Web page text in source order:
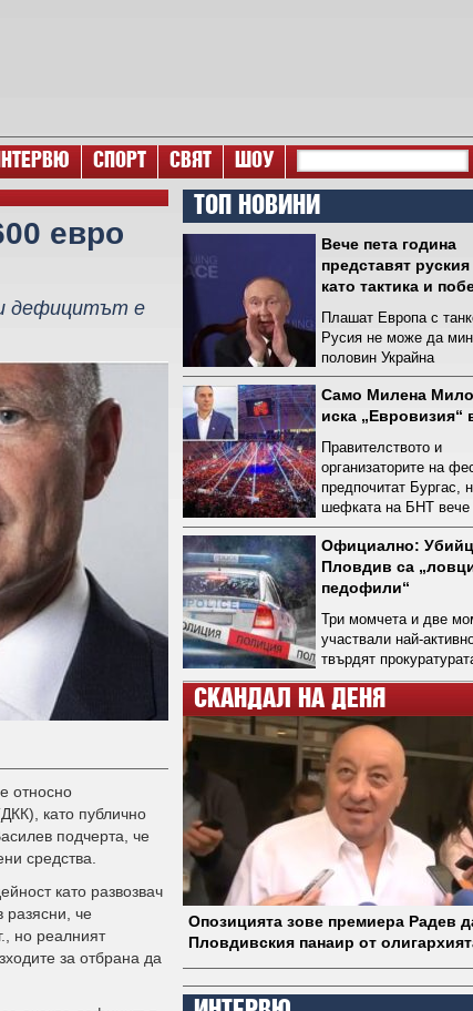
СПОРТ СВЯТ ШОУ
евро
дефицитът е
относно
като публично
подчерта, че
средства.
като развозвач
разясни, че
но реалният
за отбрана да
ТОП НОВИНИ
Вече пета година
представят
като тактика и
Плашат Европа с
Русия не може да
половин Украйна
Само Милена
иска „Евровизия“
Правителството и
организаторите на
предпочитат Бургас,
шефката на БНТ вече
ден не отстъпва
Официално:
Пловдив са
педофили“
Три момчета и две
участвали най-
твърдят
полицията
СКАНДАЛ НА ДЕНЯ
Опозицията зове премиера Радев
Пловдивския панаир от